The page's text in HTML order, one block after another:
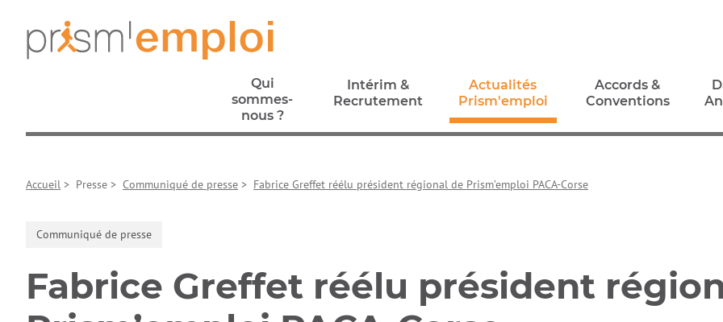
Prism’emploi, retour à l'accueil
Qui
sommes-
nous ?
sommes-
nous ?
Intérim &
Recrutement
Actualités
Prism'emploi
Accords &
Conventions
Accueil > Presse > Communiqué de presse > Fabrice Greffet réélu président régional de Prism’emploi PACA-Corse
Communiqué de presse
Fabrice Greffet réélu président